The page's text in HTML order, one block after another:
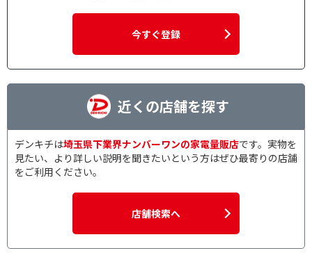
今すぐ登録
近くの店舗を探す
デンキチは埼玉県下業界ナンバーワンの家電量販店です。実物を
見たい、より詳しい説明を聞きたいという方はぜひ最寄りの店舗
をご利用ください。
店舗検索へ